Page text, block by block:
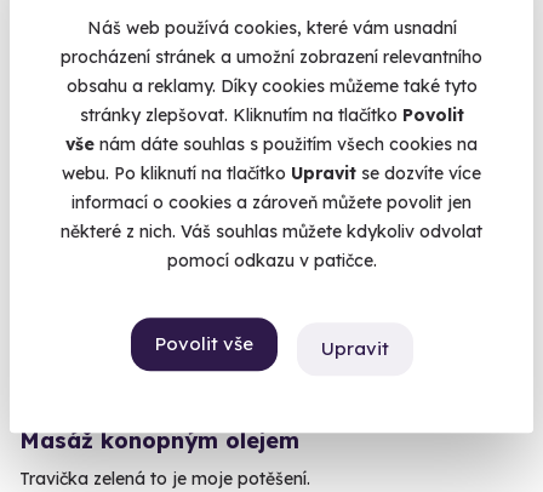
Náš web používá cookies, které vám usnadní
procházení stránek a umožní zobrazení relevantního
obsahu a reklamy. Díky cookies můžeme také tyto
stránky zlepšovat. Kliknutím na tlačítko Povolit
vše nám dáte souhlas s použitím všech cookies na
webu. Po kliknutí na tlačítko Upravit se dozvíte více
informací o cookies a zároveň můžete povolit jen
některé z nich. Váš souhlas můžete kdykoliv odvolat
pomocí odkazu v patičce.
Povolit vše Upravit
Brno (+ 10 dalších lokalit)
1 900 Kč
Masáž konopným olejem
Travička zelená to je moje potěšení.